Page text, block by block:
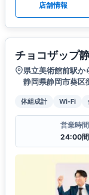
店舗情報
チョコザップ
県立美術館前駅か
静岡県静岡市葵区
体組成計 Wi-Fi
営業時間
24:00間